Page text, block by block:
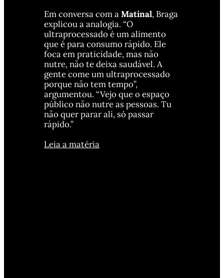
Em conversa com a Matinal, Braga
explicou a analogia. “O
ultraprocessado é um alimento
que é para consumo rápido. Ele
foca em praticidade, mas não
nutre, não te deixa saudável. A
gente come um ultraprocessado
porque não tem tempo”,
argumentou. “Vejo que o espaço
público não nutre as pessoas. Tu
não quer parar ali, só passar
rápido.”
Leia a matéria